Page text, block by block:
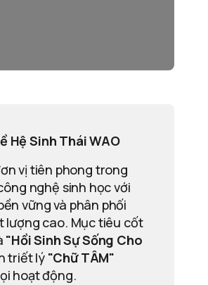
Hệ Sinh Thái WAO
vị tiên phong trong
nghệ sinh học với
vững và phân phối
lượng cao. Mục tiêu cốt
"Hồi Sinh Sự Sống Cho
triết lý "Chữ TÂM"
hoạt động.